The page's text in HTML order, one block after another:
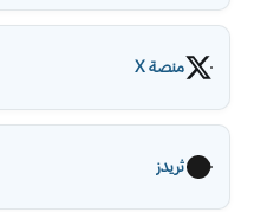
منصة X
ثريدز